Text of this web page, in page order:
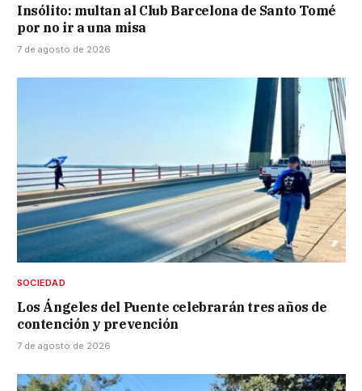
Insólito: multan al Club Barcelona de Santo Tomé
por no ir a una misa
7 de agosto de 2026
SOCIEDAD
Los Ángeles del Puente celebrarán tres años de
contención y prevención
7 de agosto de 2026